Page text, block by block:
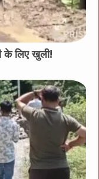
के लिए खुली!